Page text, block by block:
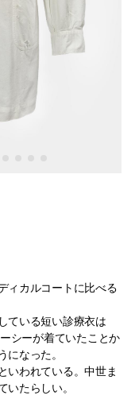
ィカルコートに比べる
ている短い診療衣は
シーが着ていたことか
なった。
いわれている。中世ま
たらしい。